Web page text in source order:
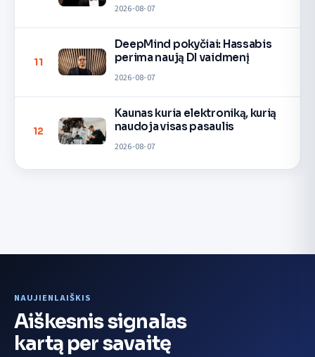
2026-08-07
11
DeepMind pokyčiai: Hassabis
perima naują DI vaidmenį
2026-08-07
12
Kaunas kuria elektroniką, kurią
naudoja visas pasaulis
2026-08-07
NAUJIENLAIŠKIS
Aiškesnis signalas
kartą per savaitę